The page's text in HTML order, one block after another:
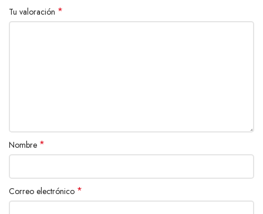
Tu valoración *
Nombre *
Correo electrónico *